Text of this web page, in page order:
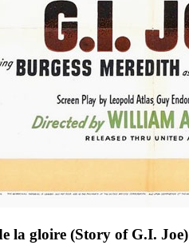
la gloire (Story of G.I. Joe)